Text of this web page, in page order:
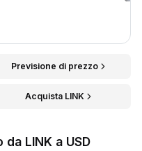
Previsione di prezzo
Acquista LINK
LINK a USD